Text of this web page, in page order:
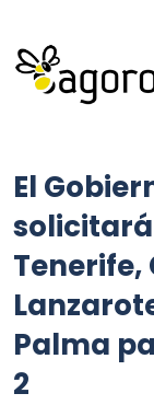
El
Tenerife,
Palma
2